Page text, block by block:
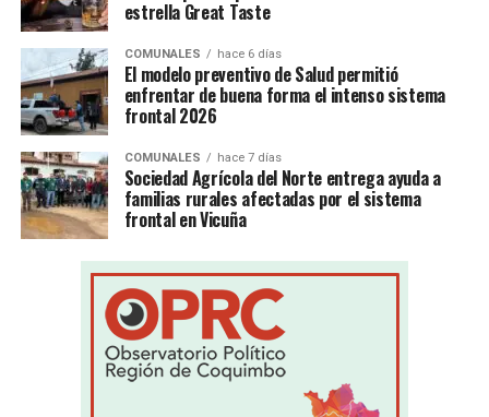
estrella Great Taste
COMUNALES hace 6 días
El modelo preventivo de Salud permitió
enfrentar de buena forma el intenso sistema
frontal 2026
COMUNALES hace 7 días
Sociedad Agrícola del Norte entrega ayuda a
familias rurales afectadas por el sistema
frontal en Vicuña